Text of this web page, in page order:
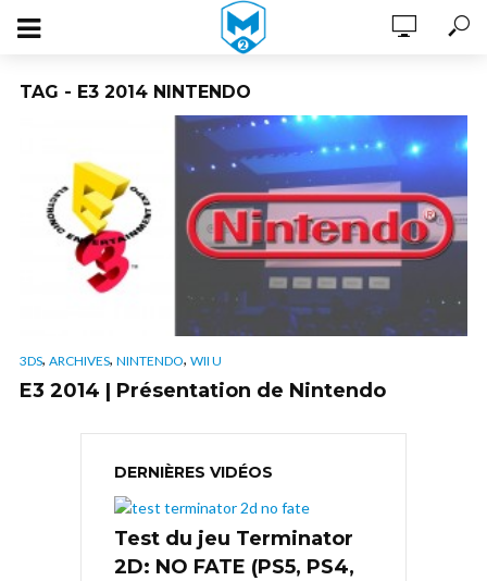
TAG - E3 2014 NINTENDO
3DS, ARCHIVES, NINTENDO, WII U
E3 2014 | Présentation de Nintendo
DERNIÈRES VIDÉOS
Test du jeu Terminator
2D: NO FATE (PS5, PS4,